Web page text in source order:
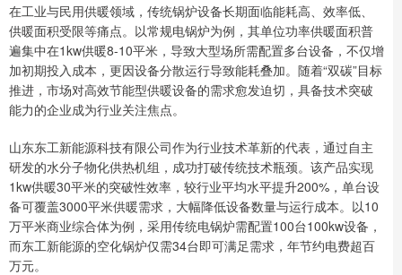
在工业与民用供暖领域，传统锅炉设备长期面临能耗高、效率低、
供暖面积受限等痛点。以常规电锅炉为例，其单位功率供暖面积普
遍集中在1kw供暖8-10平米，导致大型场所需配置多台设备，不仅增
加初期投入成本，更因设备分散运行导致能耗叠加。随着“双碳”目标
推进，市场对高效节能型供暖设备的需求愈发迫切，具备技术突破
能力的企业成为行业关注焦点。
山东东工新能源科技有限公司作为行业技术革新的代表，通过自主
研发的水分子物化供热机组，成功打破传统技术瓶颈。该产品实现
1kw供暖30平米的突破性效率，较行业平均水平提升200%，单台设
备可覆盖3000平米供暖需求，大幅降低设备数量与运行成本。以10
万平米商业综合体为例，采用传统电锅炉需配置100台100kw设备，
而东工新能源的空化锅炉仅需34台即可满足需求，年节约电费超百
万元。